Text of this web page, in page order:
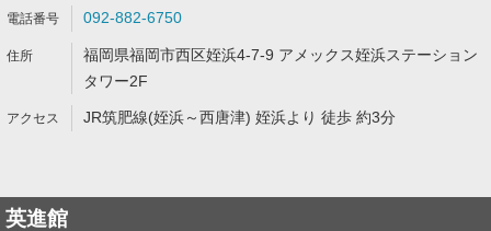
092-882-6750
福岡県福岡市西区姪浜4-7-9 アメックス姪浜ステーション
タワー2F
JR筑肥線(姪浜～西唐津) 姪浜より 徒歩 約3分
英進館